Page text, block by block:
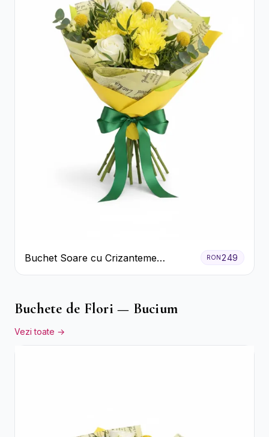
Buchet Soare cu Crizanteme
Galbene și Trandafiri Albi
RON249
Buchete de Flori — Bucium
Vezi toate →